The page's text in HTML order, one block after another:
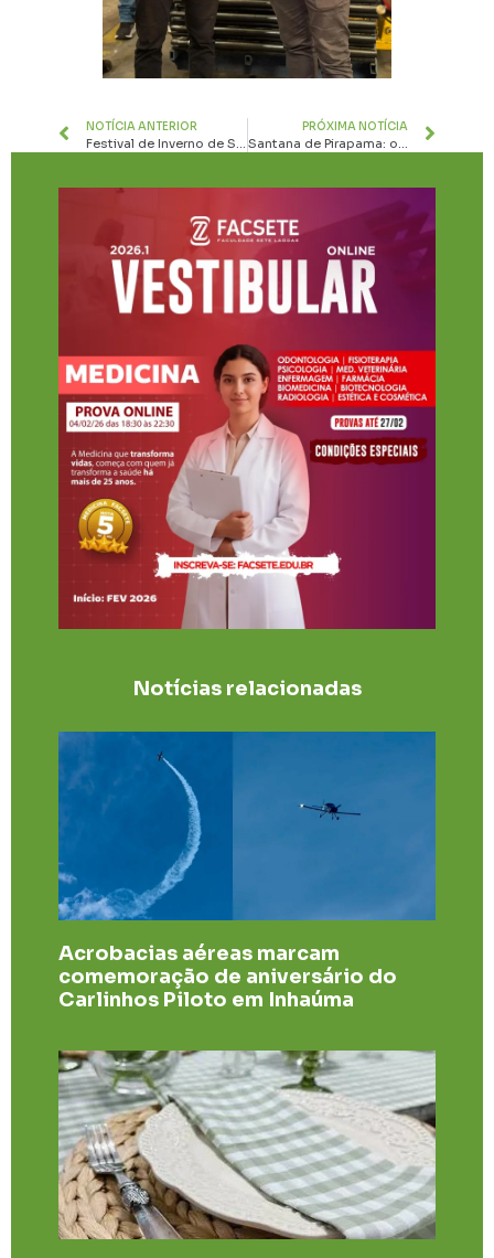
NOTÍCIA ANTERIOR
Festival de Inverno de Sete Lagoas revela programação
PRÓXIMA NOTÍCIA
Santana de Pirapama: o destino mineiro que une cachoeiras, aventura e gastronomia
Notícias relacionadas
Acrobacias aéreas marcam
comemoração de aniversário do
Carlinhos Piloto em Inhaúma